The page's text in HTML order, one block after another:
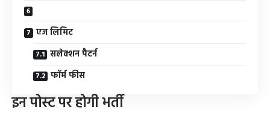
एज लिमिट
सलेक्शन पैटर्न
फॉर्म फीस
इन पोस्ट पर होगी भर्ती